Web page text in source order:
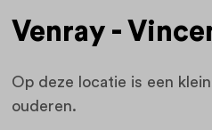
Venray -
Op deze locatie is een
ouderen.